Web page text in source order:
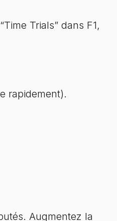
Trials” dans F1,
rapidement).
Augmentez la